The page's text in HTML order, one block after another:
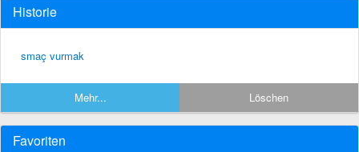
Historie
smaç vurmak
Mehr... Löschen
Favoriten